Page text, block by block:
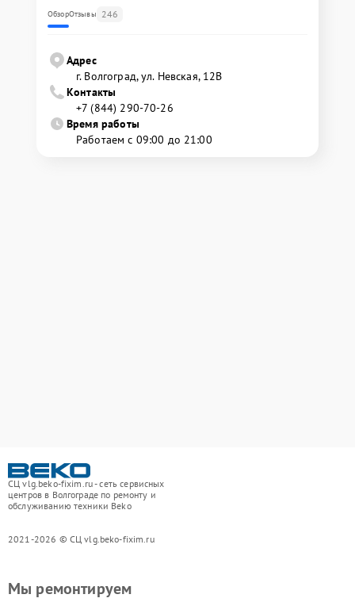
ОбзорОтзывы 246
Адрес
г. Волгоград, ул. Невская, 12В
Контакты
+7 (844) 290-70-26
Время работы
Работаем с 09:00 до 21:00
СЦ vlg.beko-fixim.ru - сеть сервисных
центров в Волгограде по ремонту и
обслуживанию техники Beko
2021-2026 © СЦ vlg.beko-fixim.ru
Мы ремонтируем